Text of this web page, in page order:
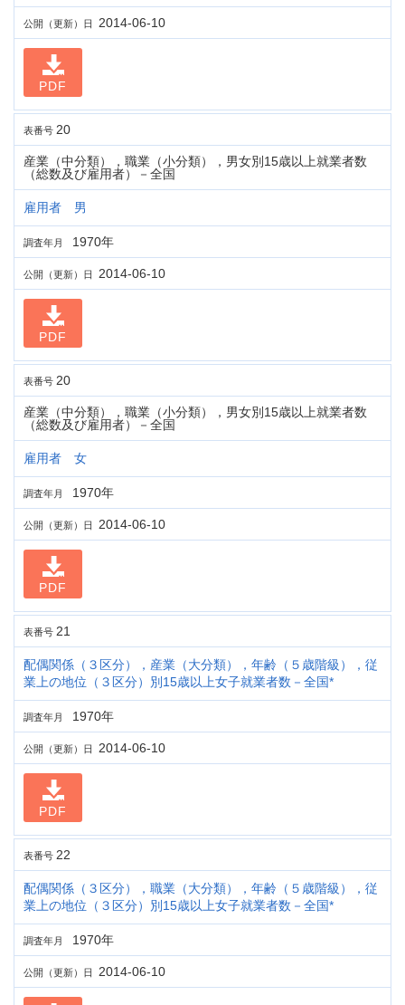
公開（更新）日 2014-06-10
PDF
表番号 20
産業（中分類），職業（小分類），男女別15歳以上就業者数
（総数及び雇用者）－全国
雇用者 男
調査年月 1970年
公開（更新）日 2014-06-10
PDF
表番号 20
産業（中分類），職業（小分類），男女別15歳以上就業者数
（総数及び雇用者）－全国
雇用者 女
調査年月 1970年
公開（更新）日 2014-06-10
PDF
表番号 21
配偶関係（３区分），産業（大分類），年齢（５歳階級），従
業上の地位（３区分）別15歳以上女子就業者数－全国*
調査年月 1970年
公開（更新）日 2014-06-10
PDF
表番号 22
配偶関係（３区分），職業（大分類），年齢（５歳階級），従
業上の地位（３区分）別15歳以上女子就業者数－全国*
調査年月 1970年
公開（更新）日 2014-06-10